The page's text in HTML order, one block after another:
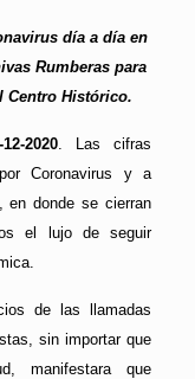
día a día en
Rumberas para
Centro Histórico.
2020. Las cifras
Coronavirus y a
en donde se cierran
el lujo de seguir
de las llamadas
sin importar que
manifestara que